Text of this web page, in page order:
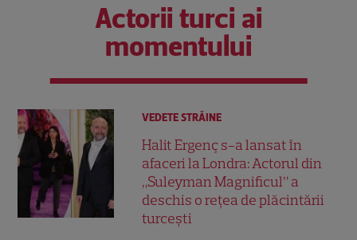
Actorii turci ai
momentului
VEDETE STRĂINE
Halit Ergenç s-a lansat în
afaceri la Londra: Actorul din
„Suleyman Magnificul” a
deschis o rețea de plăcintării
turcești